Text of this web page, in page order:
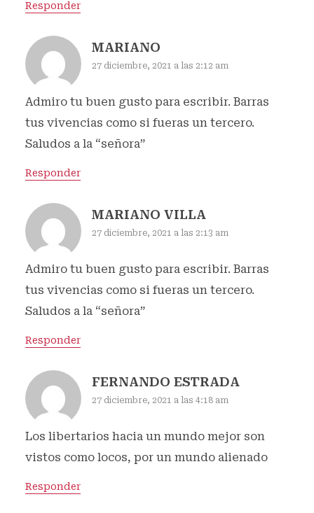
Responder
MARIANO
27 diciembre, 2021 a las 2:12 am
Admiro tu buen gusto para escribir. Barras
tus vivencias como si fueras un tercero.
Saludos a la “señora”
Responder
MARIANO VILLA
27 diciembre, 2021 a las 2:13 am
Admiro tu buen gusto para escribir. Barras
tus vivencias como si fueras un tercero.
Saludos a la “señora”
Responder
FERNANDO ESTRADA
27 diciembre, 2021 a las 4:18 am
Los libertarios hacia un mundo mejor son
vistos como locos, por un mundo alienado
Responder